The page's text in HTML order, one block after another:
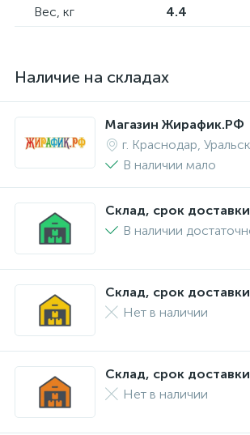
Вес, кг 4.4
Наличие на складах
Магазин Жирафик.РФ
г. Краснодар,
В наличии мало
Склад, срок
В наличии
Склад, срок
Нет в наличии
Склад, срок
Нет в наличии